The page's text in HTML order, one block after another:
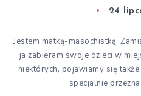
24
Jestem matką-masochistką.
ja zabieram swoje dzieci w
niektórych, pojawiamy się
specjalnie